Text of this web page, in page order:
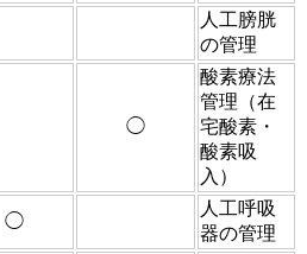
人工膀胱
の管理
◯
酸素療法
管理（在
宅酸素・
酸素吸
入）
◯
人工呼吸
器の管理